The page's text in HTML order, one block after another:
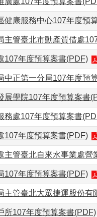
健康服務中心107年度預
主管臺北市動產質借處
107年度預算案書(PDF)
中正第一分局107年度預
展學院107年度預算案書
務處107年度預算案書
107年度預算案書(PDF)
主管臺北自來水事業處
107年度預算案書(PDF)
主管臺北大眾捷運股份
所107年度預算案書(PDF)